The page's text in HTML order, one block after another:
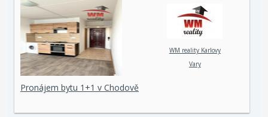
WM reality Karlovy
Vary
Pronájem bytu 1+1 v Chodově